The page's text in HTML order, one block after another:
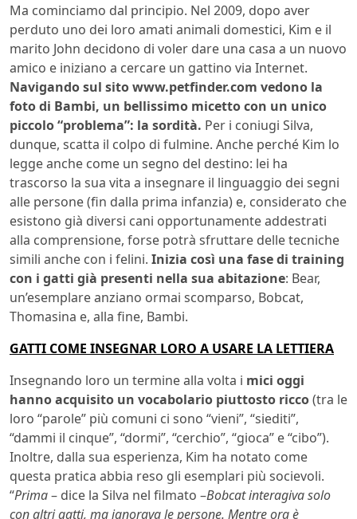
Ma cominciamo dal principio. Nel 2009, dopo aver
perduto uno dei loro amati animali domestici, Kim e il
marito John decidono di voler dare una casa a un nuovo
amico e iniziano a cercare un gattino via Internet.
Navigando sul sito www.petfinder.com vedono la
foto di Bambi, un bellissimo micetto con un unico
piccolo “problema”: la sordità. Per i coniugi Silva,
dunque, scatta il colpo di fulmine. Anche perché Kim lo
legge anche come un segno del destino: lei ha
trascorso la sua vita a insegnare il linguaggio dei segni
alle persone (fin dalla prima infanzia) e, considerato che
esistono già diversi cani opportunamente addestrati
alla comprensione, forse potrà sfruttare delle tecniche
simili anche con i felini. Inizia così una fase di training
con i gatti già presenti nella sua abitazione: Bear,
un’esemplare anziano ormai scomparso, Bobcat,
Thomasina e, alla fine, Bambi.
GATTI COME INSEGNAR LORO A USARE LA LETTIERA
Insegnando loro un termine alla volta i mici oggi
hanno acquisito un vocabolario piuttosto ricco(tra le
loro “parole” più comuni ci sono “vieni”, “siediti”,
“dammi il cinque”, “dormi”, “cerchio”, “gioca” e “cibo”).
Inoltre, dalla sua esperienza, Kim ha notato come
questa pratica abbia reso gli esemplari più socievoli.
“Prima– dice la Silva nel filmato –Bobcat interagiva solo
con altri gatti, ma ignorava le persone. Mentre ora è